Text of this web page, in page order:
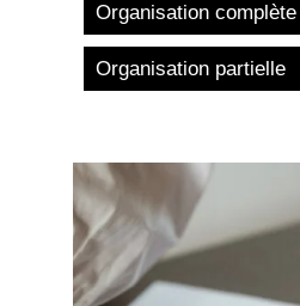
Organisation complète
Organisation partielle